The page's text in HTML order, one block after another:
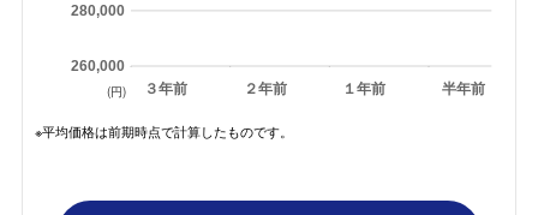
３年前 ２年前 １年前 半年前
260,000
280,000
(円)
※平均価格は前期時点で計算したものです。